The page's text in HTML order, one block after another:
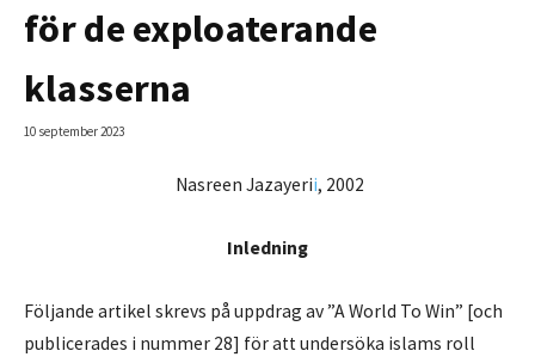
för de exploaterande
klasserna
10 september 2023
Nasreen Jazayerii, 2002
Inledning
Följande artikel skrevs på uppdrag av ”A World To Win” [och
publicerades i nummer 28] för att undersöka islams roll